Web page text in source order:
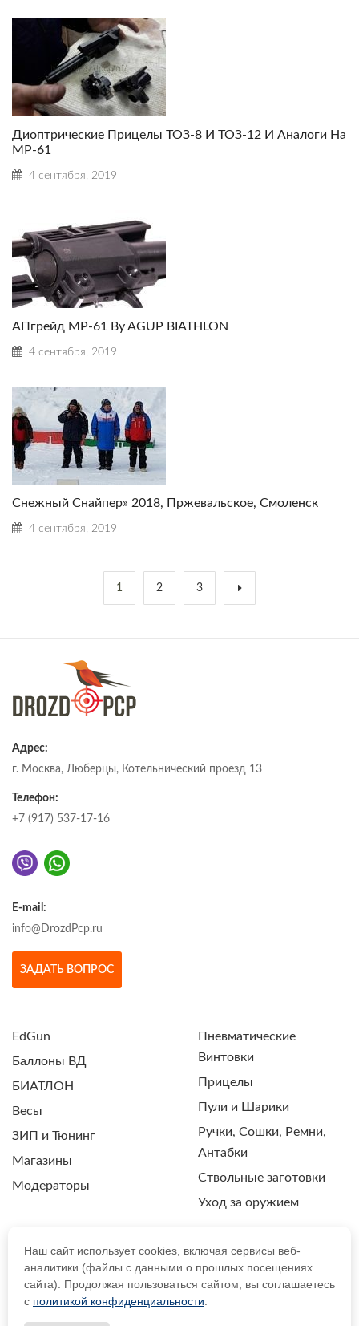
Диоптрические Прицелы ТОЗ-8 И ТОЗ-12 И Аналоги На
МР-61
4 сентября, 2019
АПгрейд МР-61 By AGUP BIATHLON
4 сентября, 2019
Снежный Снайпер» 2018, Пржевальское, Смоленск
4 сентября, 2019
1 2 3
Адрес:
г. Москва, Люберцы, Котельнический проезд 13
Телефон:
+7 (917) 537-17-16
E-mail:
info@DrozdPcp.ru
ЗАДАТЬ ВОПРОС
EdGun
Баллоны ВД
БИАТЛОН
Весы
ЗИП и Тюнинг
Магазины
Модераторы
Пневматические
Винтовки
Прицелы
Пули и Шарики
Ручки, Сошки, Ремни,
Антабки
Ствольные заготовки
Уход за оружием
ПОЛИТИКА КОНФИДЕНЦИАЛЬНОСТИ
Наш сайт использует cookies, включая сервисы веб-
аналитики (файлы с данными о прошлых посещениях
сайта). Продолжая пользоваться сайтом, вы соглашаетесь
с политикой конфиденциальности